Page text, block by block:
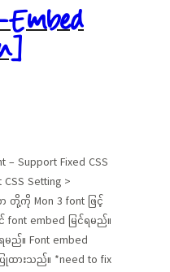
Embed
– Support Fixed CSS
Setting >
ာ တို့ကို Mon 3 font ဖြင့်
font embed မြင်ရမည်။
ည်။ Font embed
ားသည်။ *need to fix